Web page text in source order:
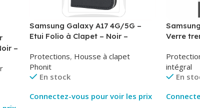
–
Samsung Galaxy A17 4G/5G –
Etui Folio à Clapet – Noir –
Protections, Housse à clapet
Phonit
En stock
Connectez-vous pour voir les prix
Verre
intégral
En